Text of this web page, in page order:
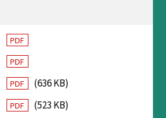
PDF
PDF
PDF
(636 KB)
PDF (523 KB)